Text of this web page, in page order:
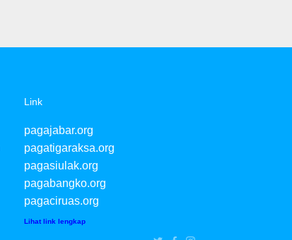
Link
pagajabar.org
pagatigaraksa.org
pagasiulak.org
pagabangko.org
pagaciruas.org
Lihat link lengkap